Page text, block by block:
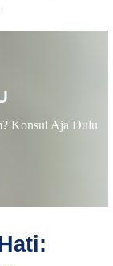
Konsul Aja Dulu